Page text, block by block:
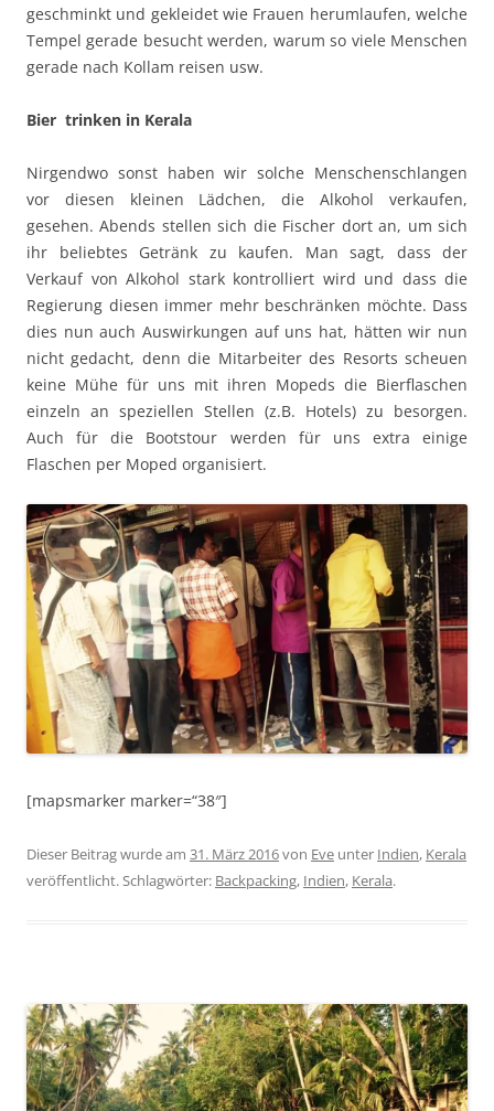
geschminkt und gekleidet wie Frauen herumlaufen, welche
Tempel gerade besucht werden, warum so viele Menschen
gerade nach Kollam reisen usw.
Bier trinken in Kerala
Nirgendwo sonst haben wir solche Menschenschlangen
vor diesen kleinen Lädchen, die Alkohol verkaufen,
gesehen. Abends stellen sich die Fischer dort an, um sich
ihr beliebtes Getränk zu kaufen. Man sagt, dass der
Verkauf von Alkohol stark kontrolliert wird und dass die
Regierung diesen immer mehr beschränken möchte. Dass
dies nun auch Auswirkungen auf uns hat, hätten wir nun
nicht gedacht, denn die Mitarbeiter des Resorts scheuen
keine Mühe für uns mit ihren Mopeds die Bierflaschen
einzeln an speziellen Stellen (z.B. Hotels) zu besorgen.
Auch für die Bootstour werden für uns extra einige
Flaschen per Moped organisiert.
[mapsmarker marker=“38″]
Dieser Beitrag wurde am 31. März 2016von Eve unter Indien, Kerala
veröffentlicht. Schlagwörter: Backpacking, Indien, Kerala.